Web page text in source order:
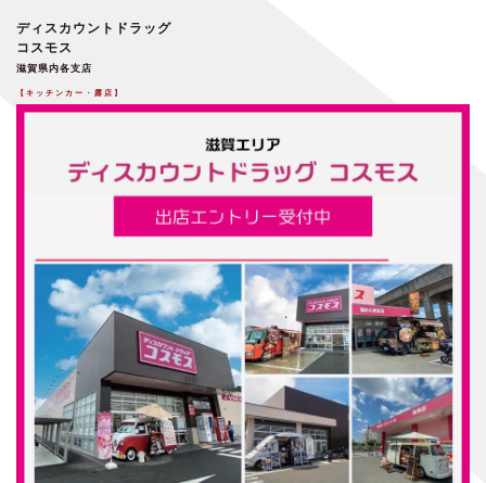
ディスカウントドラッグ
コスモス
滋賀県内各支店
【キッチンカー・露店】